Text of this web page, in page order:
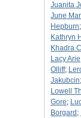
Juanita
June
Hepburn;
Kathryn
Khadra
Lacy Arie
Olliff;
Jakubcin;
Lowell
Gore;
Borgard ;